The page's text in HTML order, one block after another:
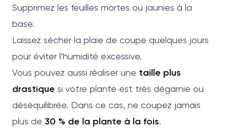
Supprimez les feuilles mortes ou jaunies à la
base.
Laissez sécher la plaie de coupe quelques jours
pour éviter l’humidité excessive.
Vous pouvez aussi réaliser une taille plus
drastique si votre plante est très dégarnie ou
déséquilibrée. Dans ce cas, ne coupez jamais
plus de 30 % de la plante à la fois.